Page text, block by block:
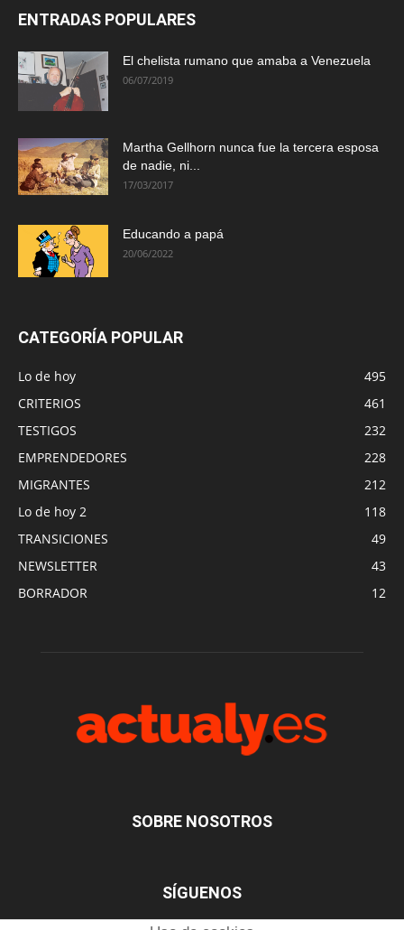
ENTRADAS POPULARES
El chelista rumano que amaba a Venezuela
06/07/2019
Martha Gellhorn nunca fue la tercera esposa
de nadie, ni...
17/03/2017
Educando a papá
20/06/2022
CATEGORÍA POPULAR
Lo de hoy
495
CRITERIOS
461
TESTIGOS
232
EMPRENDEDORES
228
MIGRANTES
212
Lo de hoy 2
118
TRANSICIONES
49
NEWSLETTER
43
BORRADOR
12
SOBRE NOSOTROS
SÍGUENOS